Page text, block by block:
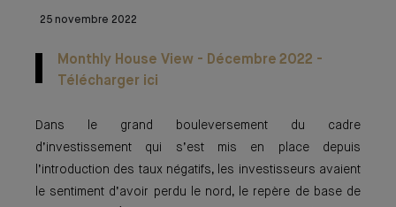
25 novembre 2022
Monthly House View - Décembre 2022 -
Télécharger ici
Dans le grand bouleversement du cadre
d’investissement qui s’est mis en place depuis
l’introduction des taux négatifs, les investisseurs avaient
le sentiment d’avoir perdu le nord, le repère de base de